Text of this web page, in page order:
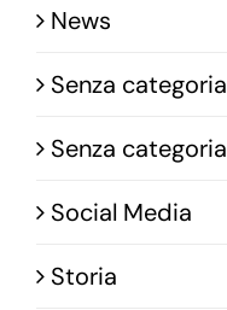
News
Senza categoria
Senza categoria
Social Media
Storia